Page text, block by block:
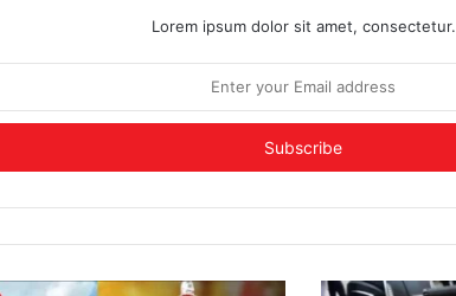
Lorem ipsum dolor sit amet, consectetur.